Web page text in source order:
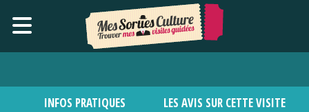
INFOS PRATIQUES LES AVIS SUR CETTE VISITE